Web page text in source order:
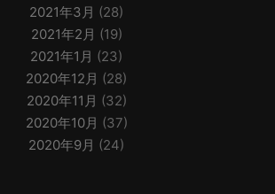
2021年3月 (28)
2021年2月 (19)
2021年1月 (23)
2020年12月 (28)
2020年11月 (32)
2020年10月 (37)
2020年9月 (24)